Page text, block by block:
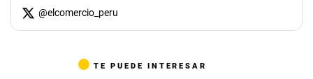
@elcomercio_peru
TE PUEDE INTERESAR